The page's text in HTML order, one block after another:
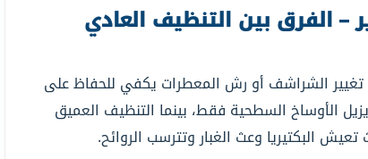
– الفرق بين التنظيف العادي
الشراشف أو رش المعطرات يكفي للحفاظ على
الأوساخ السطحية فقط، بينما التنظيف العميق
البكتيريا وعث الغبار وتترسب الروائح.